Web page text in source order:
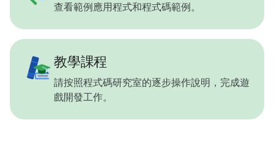
查看範例應用程式和程式碼範例。
教學課程
請按照程式碼研究室的逐步操作說明，完成遊
戲開發工作。